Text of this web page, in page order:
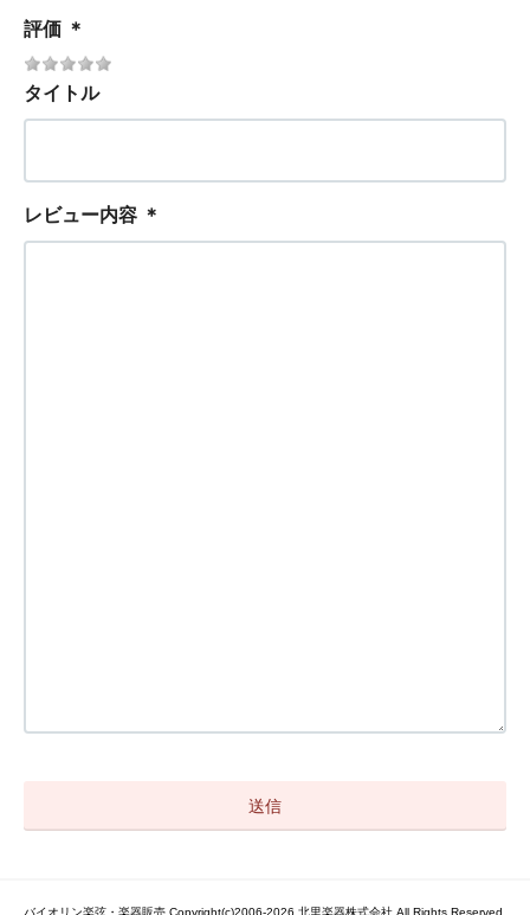
評価 ＊
タイトル
レビュー内容 ＊
バイオリン楽弦・楽器販売 Copyright(c)2006-2026 北里楽器株式会社 All Rights Reserved.